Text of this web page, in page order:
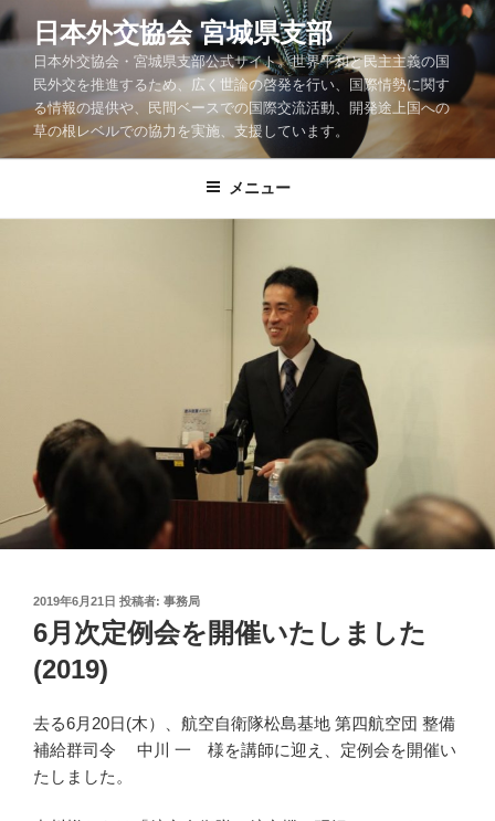
コ
ン
ツ
ッ
日本外交協会 宮城県支部
日本外交協会・宮城県支部公式サイト。世界平和と民主主義の国
民外交を推進するため、広く世論の啓発を行い、国際情勢に関す
る情報の提供や、民間ベースでの国際交流活動、開発途上国への
草の根レベルでの協力を実施、支援しています。
メニュー
投
稿
日:
2019年6月21日 投稿者: 事務局
6月次定例会を開催いたしました
(2019)
去る6月20日(木）、航空自衛隊松島基地 第四航空団 整備
補給群司令 中川 一 様を講師に迎え、定例会を開催い
たしました。